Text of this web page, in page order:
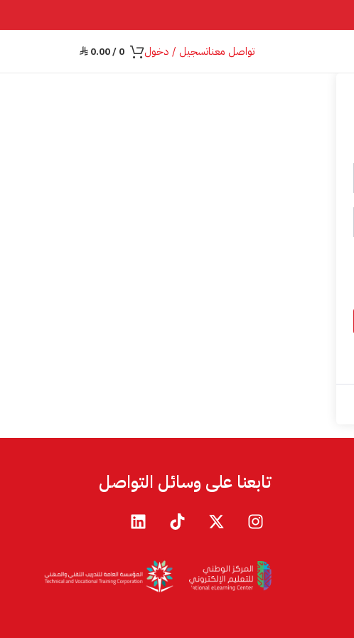
تواصل معناتسجيل / دخول 0
/
⃁ 0.00
تابعنا على وسائل التواصل